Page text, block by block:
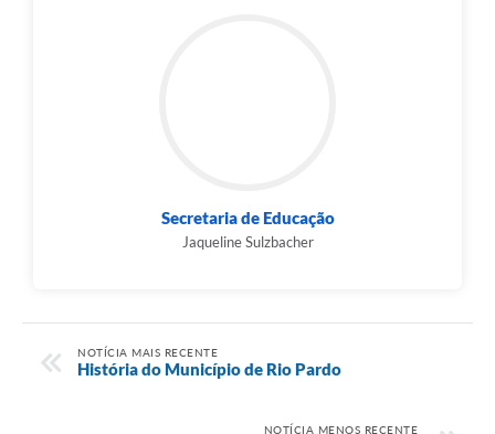
Secretaria de Educação
Jaqueline Sulzbacher
NOTÍCIA MAIS RECENTE
História do Município de Rio Pardo
NOTÍCIA MENOS RECENTE